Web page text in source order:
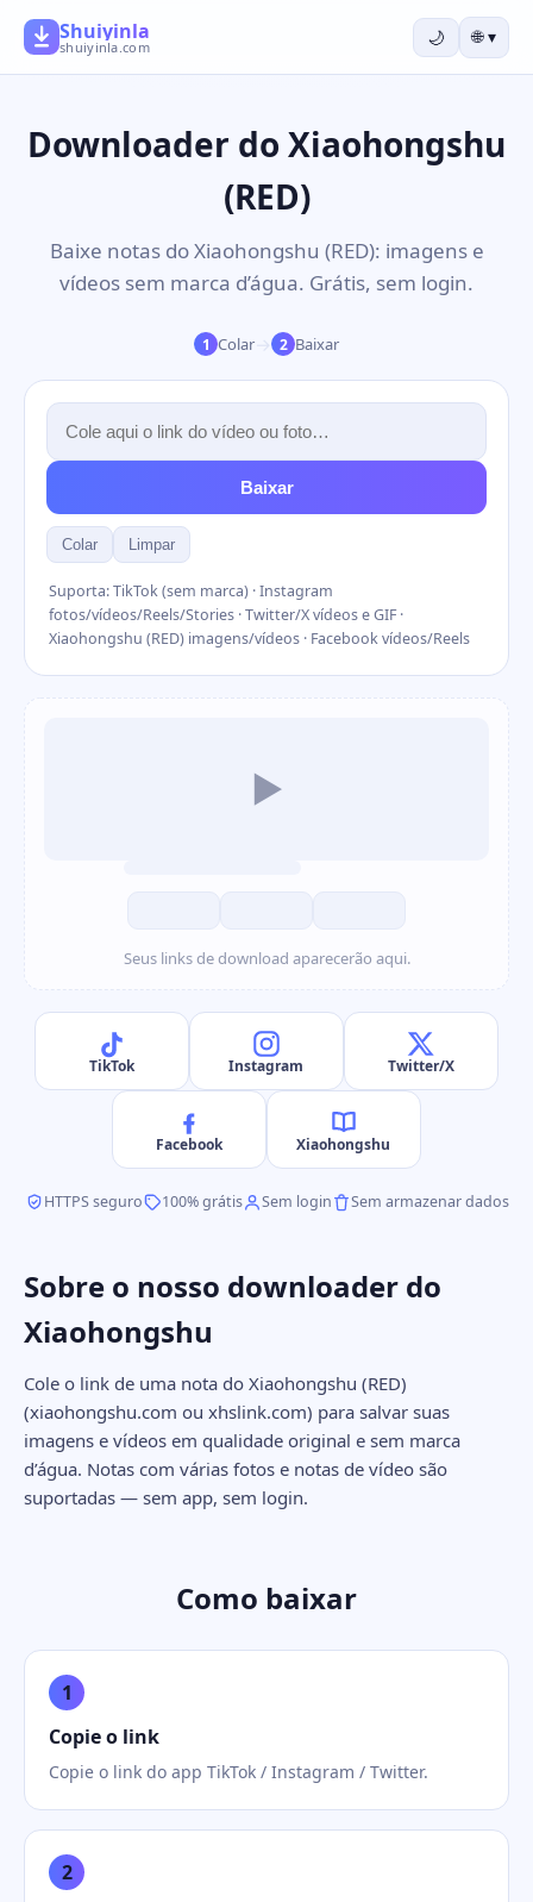
Shuiyinla
shuiyinla.com 🌙 🌐▾
Downloader do Xiaohongshu
(RED)
Baixe notas do Xiaohongshu (RED): imagens e
vídeos sem marca d’água. Grátis, sem login.
1 Colar → 2 Baixar
Baixar
Colar Limpar
Suporta: TikTok (sem marca) · Instagram
fotos/vídeos/Reels/Stories · Twitter/X vídeos e GIF ·
Xiaohongshu (RED) imagens/vídeos · Facebook vídeos/Reels
▶
Seus links de download aparecerão aqui.
TikTok Instagram Twitter/X
Facebook Xiaohongshu
HTTPS seguro 100% grátis Sem login Sem armazenar dados
Sobre o nosso downloader do
Xiaohongshu
Cole o link de uma nota do Xiaohongshu (RED)
(xiaohongshu.com ou xhslink.com) para salvar suas
imagens e vídeos em qualidade original e sem marca
d’água. Notas com várias fotos e notas de vídeo são
suportadas — sem app, sem login.
Como baixar
1
Copie o link
Copie o link do app TikTok / Instagram / Twitter.
2